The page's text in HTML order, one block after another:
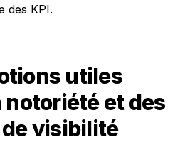
des KPI.
utiles
notoriété et des
visibilité